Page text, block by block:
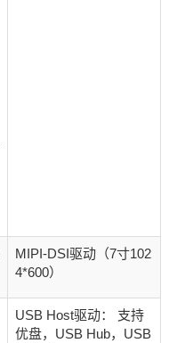
MIPI-DSI驱动（7寸102
4*600）
USB Host驱动： 支持
优盘，USB Hub，USB